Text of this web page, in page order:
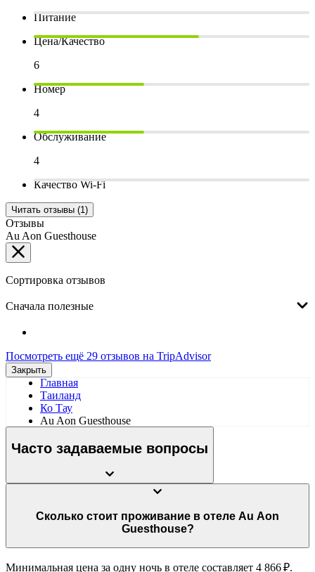
Питание
Цена/Качество
6
Номер
4
Обслуживание
4
Качество Wi-Fi
Читать отзывы (1)
Отзывы
Au Aon Guesthouse
Сортировка отзывов
Сначала полезные
Посмотреть ещё 29 отзывов на TripAdvisor
Закрыть
Главная
Таиланд
Ко Тау
Au Aon Guesthouse
Часто задаваемые вопросы
Сколько стоит проживание в отеле Au Aon
Guesthouse?
Минимальная цена за одну ночь в отеле составляет 4 866 ₽.